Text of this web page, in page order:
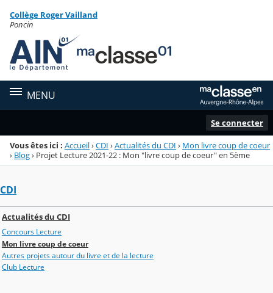
Menu de la rubrique
Contenu
Collège Roger Vailland
Poncin
MENU
Se connecter
Vous êtes ici : Accueil›CDI ›Actualités du CDI › Mon livre coup de coeur
› Blog› Projet Lecture 2021-22 : Mon "livre coup de coeur" en 5ème
CDI
Actualités du CDI
Concours Lecture
Mon livre coup de coeur
Autres projets autour du livre et de la lecture
Club Lecture